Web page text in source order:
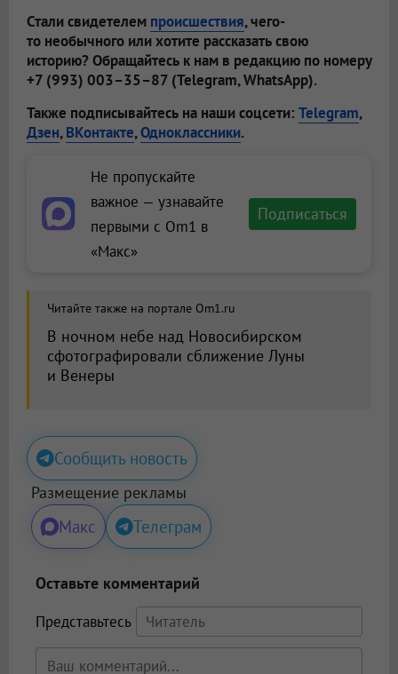
Стали свидетелем происшествия, чего-
то необычного или хотите рассказать свою
историю? Обращайтесь к нам в редакцию по номеру
+7 (993) 003–35–87 (Telegram, WhatsApp).
Также подписывайтесь на наши соцсети: Telegram,
Дзен,ВКонтакте,Одноклассники.
Не пропускайте
важное — узнавайте
первыми с Om1 в
«Макс»
Подписаться
Читайте также на портале Om1.ru
В ночном небе над Новосибирском
сфотографировали сближение Луны
и Венеры
Сообщить новость
Размещение рекламы
Макс Телеграм
Оставьте комментарий
Представьтесь